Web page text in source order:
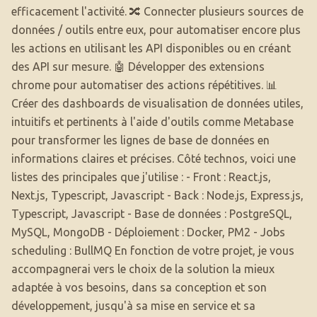
efficacement l'activité. 🔀 Connecter plusieurs sources de
données / outils entre eux, pour automatiser encore plus
les actions en utilisant les API disponibles ou en créant
des API sur mesure. 🤖 Développer des extensions
chrome pour automatiser des actions répétitives. 📊
Créer des dashboards de visualisation de données utiles,
intuitifs et pertinents à l'aide d'outils comme Metabase
pour transformer les lignes de base de données en
informations claires et précises. Côté technos, voici une
listes des principales que j'utilise : - Front : React.js,
Next.js, Typescript, Javascript - Back : Node.js, Express.js,
Typescript, Javascript - Base de données : PostgreSQL,
MySQL, MongoDB - Déploiement : Docker, PM2 - Jobs
scheduling : BullMQ En fonction de votre projet, je vous
accompagnerai vers le choix de la solution la mieux
adaptée à vos besoins, dans sa conception et son
développement, jusqu'à sa mise en service et sa